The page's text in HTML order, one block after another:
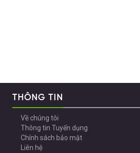
THÔNG TIN
Về chúng tôi
Thông tin Tuyển dụng
Chính sách bảo mật
Liên hệ